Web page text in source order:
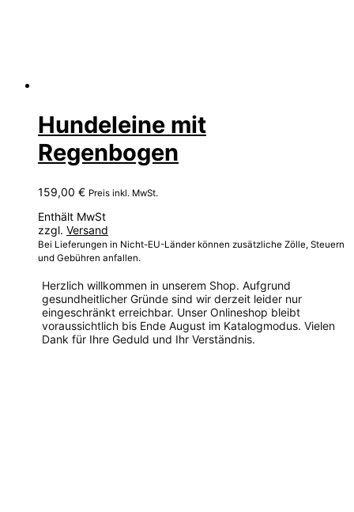
Hundeleine mit
Regenbogen
159,00 € Preis inkl. MwSt.
Enthält MwSt
zzgl. Versand
Bei Lieferungen in Nicht-EU-Länder können zusätzliche Zölle, Steuern
und Gebühren anfallen.
Herzlich willkommen in unserem Shop. Aufgrund
gesundheitlicher Gründe sind wir derzeit leider nur
eingeschränkt erreichbar. Unser Onlineshop bleibt
voraussichtlich bis Ende August im Katalogmodus. Vielen
Dank für Ihre Geduld und Ihr Verständnis.